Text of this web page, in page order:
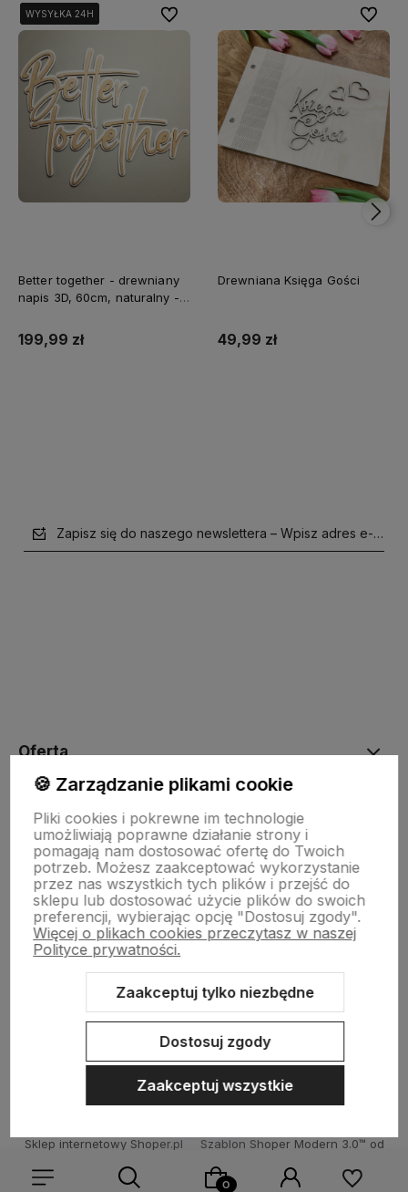
WYSYŁKA 24H
WYSYŁKA 24H
WYSYŁKA 24H
Better together - drewniany
napis 3D, 60cm, naturalny -
199,99 zł
Do ulubionych
Drewniana Księga Gości
49,99 zł
Do
Zapisz się do naszego newslettera – Wpisz adres e-mail
Oferta
Drewniane dekoracje
Kolorowe skarpetki
Informacje
Sklep internetowy Shoper.pl Szablon Shoper Modern 3.0™ od
🍪 Zarządzanie plikami cookie
Pliki cookies i pokrewne im technologie
umożliwiają poprawne działanie strony i
pomagają nam dostosować ofertę do Twoich
potrzeb. Możesz zaakceptować wykorzystanie
przez nas wszystkich tych plików i przejść do
sklepu lub dostosować użycie plików do swoich
preferencji, wybierając opcję "Dostosuj zgody".
Więcej o plikach cookies przeczytasz w naszej
Polityce prywatności.
Zaakceptuj tylko niezbędne
Dostosuj zgody
Zaakceptuj wszystkie